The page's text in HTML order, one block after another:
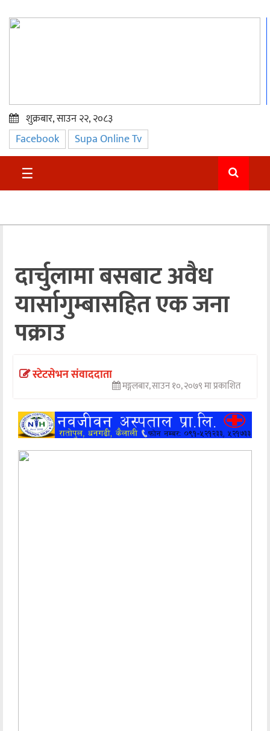
प्रमुख
समाचार
सुदुर
अन्तराष्ट्रिय
अन्तर्वार्ता
अर्थ
खेलकुद
मनोरञ्जन
शुक्रबार, साउन २२, २०८३
Facebook Supa Online Tv
☰
दार्चुलामा बसबाट अवैध
यार्सागुम्बासहित एक जना
पक्राउ
स्टेटसेभन संवाददाता
मङ्गलबार, साउन १०, २०७९ मा प्रकाशित